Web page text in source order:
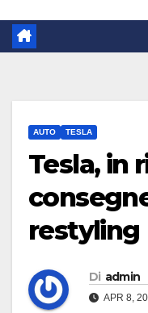
AUTO TESLA
Tesla, in
restyling
Di admin
APR 8,